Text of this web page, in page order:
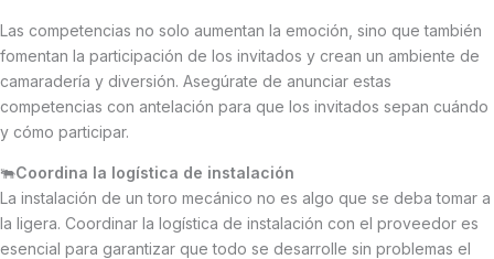
Las competencias no solo aumentan la emoción, sino que también
fomentan la participación de los invitados y crean un ambiente de
camaradería y diversión. Asegúrate de anunciar estas
competencias con antelación para que los invitados sepan cuándo
y cómo participar.
🐃Coordina la logística de instalación
La instalación de un toro mecánico no es algo que se deba tomar a
la ligera. Coordinar la logística de instalación con el proveedor es
esencial para garantizar que todo se desarrolle sin problemas el